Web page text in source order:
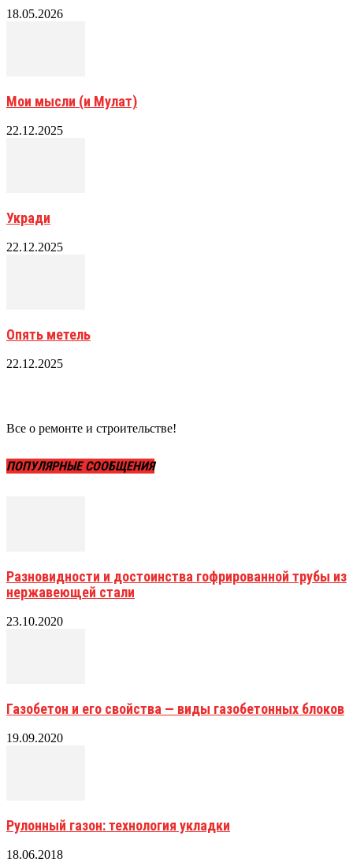
18.05.2026
Мои мысли (и Мулат)
22.12.2025
Укради
22.12.2025
Опять метель
22.12.2025
Все о ремонте и строительстве!
ПОПУЛЯРНЫЕ СООБЩЕНИЯ
Разновидности и достоинства гофрированной трубы из
нержавеющей стали
23.10.2020
Газобетон и его свойства — виды газобетонных блоков
19.09.2020
Рулонный газон: технология укладки
18.06.2018